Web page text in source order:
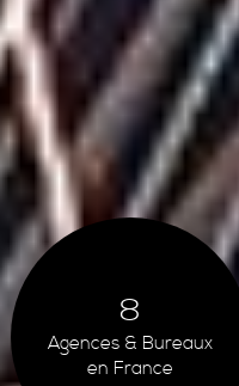
8
Agences & Bureaux
en France